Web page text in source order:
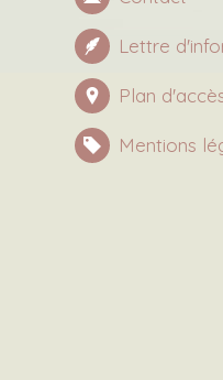
Lettre
Plan
Mentions